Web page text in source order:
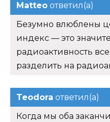
Matteo ответил(а)
Безумно влюблены
индекс — это
радиоактивность
разделить на
Teodora ответил(а)
Когда мы оба